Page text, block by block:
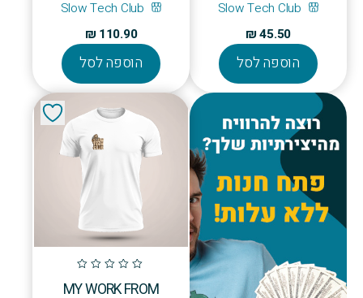
₪45.50
הוספה לסל
₪110.90
הוספה לסל
MY WORK FROM